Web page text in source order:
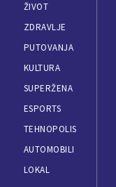
ŽIVOT
ZDRAVLJE
PUTOVANJA
KULTURA
SUPERŽENA
ESPORTS
TEHNOPOLIS
AUTOMOBILI
LOKAL